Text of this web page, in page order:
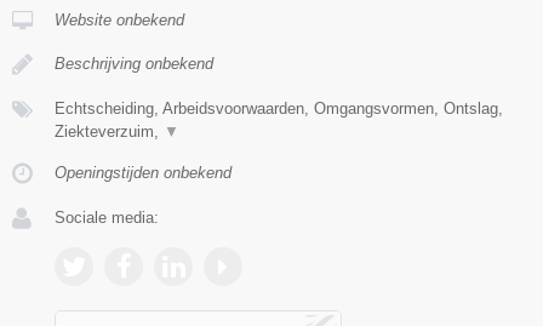
Website onbekend
Beschrijving onbekend
Echtscheiding, Arbeidsvoorwaarden, Omgangsvormen, Ontslag,
Ziekteverzuim,
▼
Openingstijden onbekend
Sociale media: